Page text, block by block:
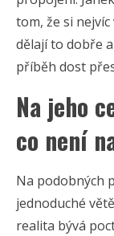
tom, že si
dělají to dobře
příběh dost
Na jeho
co není
Na podobných
jednoduché
realita bývá